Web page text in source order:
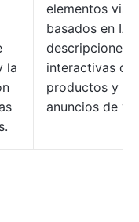
la
elementos
basados en IA,
descripciones
interactivas de
productos y
anuncios de